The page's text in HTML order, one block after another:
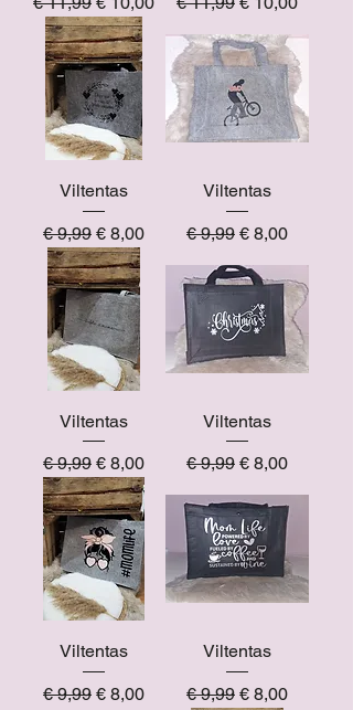
Viltentas
Normale prijs
€ 9,99 Verkoopprijs
€ 8,00
Viltentas
Normale prijs
€ 9,99 Verkoopprijs
€ 8,00
Viltentas
Normale prijs
€ 9,99 Verkoopprijs
€ 8,00
Viltentas
Normale prijs
€ 9,99 Verkoopprijs
€ 8,00
Viltentas
Normale prijs
€ 9,99 Verkoopprijs
€ 8,00
Viltentas
Normale prijs
€ 9,99 Verkoopprijs
€ 8,00